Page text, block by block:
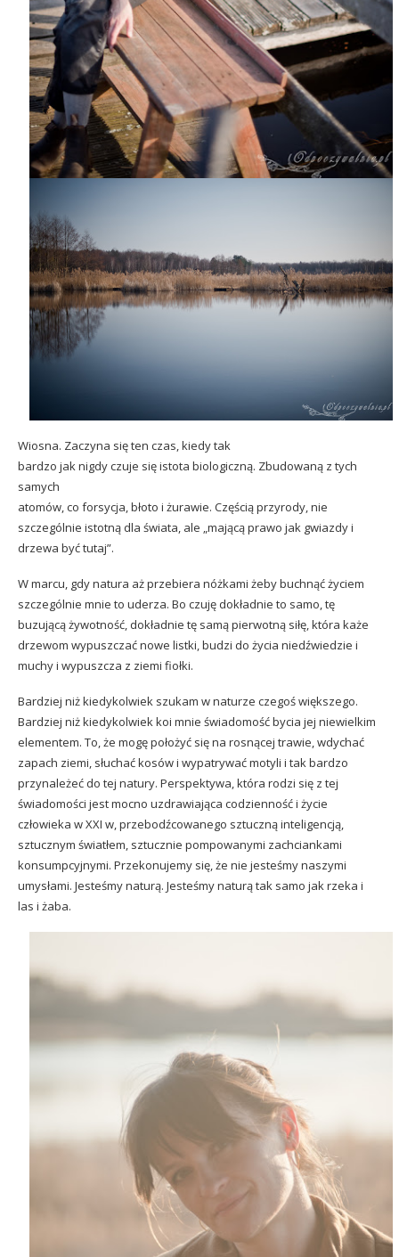
Wiosna. Zaczyna się ten czas, kiedy tak
bardzo jak nigdy czuje się istota biologiczną. Zbudowaną z tych
samych
atomów, co forsycja, błoto i żurawie. Częścią przyrody, nie
szczególnie istotną dla świata, ale „mającą prawo jak gwiazdy i
drzewa być tutaj”.
W marcu, gdy natura aż przebiera nóżkami żeby buchnąć życiem
szczególnie mnie to uderza. Bo czuję dokładnie to samo, tę
buzującą żywotność, dokładnie tę samą pierwotną siłę, która każe
drzewom wypuszczać nowe listki, budzi do życia niedźwiedzie i
muchy i wypuszcza z ziemi fiołki.
Bardziej niż kiedykolwiek szukam w naturze czegoś większego.
Bardziej niż kiedykolwiek koi mnie świadomość bycia jej niewielkim
elementem. To, że mogę położyć się na rosnącej trawie, wdychać
zapach ziemi, słuchać kosów i wypatrywać motyli i tak bardzo
przynależeć do tej natury. Perspektywa, która rodzi się z tej
świadomości jest mocno uzdrawiająca codzienność i życie
człowieka w XXI w, przebodźcowanego sztuczną inteligencją,
sztucznym światłem, sztucznie pompowanymi zachciankami
konsumpcyjnymi. Przekonujemy się, że nie jesteśmy naszymi
umysłami. Jesteśmy naturą. Jesteśmy naturą tak samo jak rzeka i
las i żaba.